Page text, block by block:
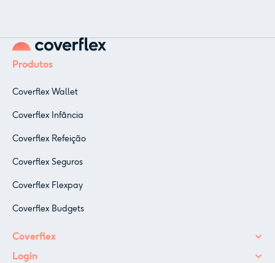
Produtos
Coverflex Wallet
Coverflex Infância
Coverflex Refeição
Coverflex Seguros
Coverflex Flexpay
Coverflex Budgets
Coverflex
Login